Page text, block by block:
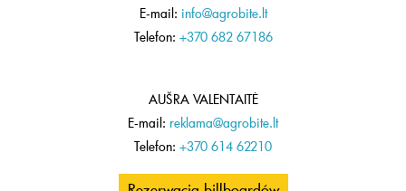
E-mail: info@agrobite.lt
Telefon: +370 682 67186
AUŠRA VALENTAITĖ
E-mail: reklama@agrobite.lt
Telefon: +370 614 62210